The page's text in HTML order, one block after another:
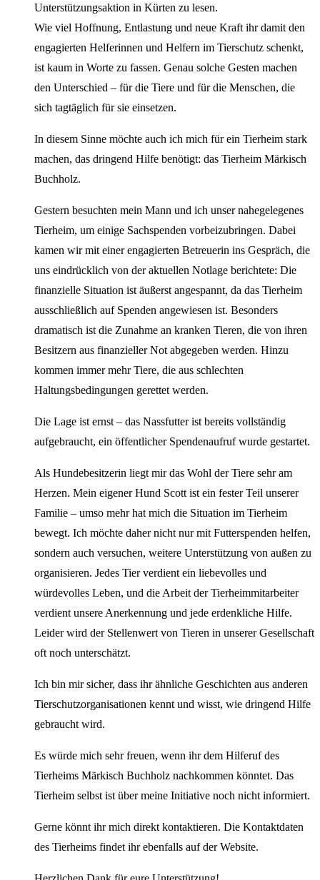
Unterstützungsaktion in Kürten zu lesen.
Wie viel Hoffnung, Entlastung und neue Kraft ihr damit den
engagierten Helferinnen und Helfern im Tierschutz schenkt,
ist kaum in Worte zu fassen. Genau solche Gesten machen
den Unterschied – für die Tiere und für die Menschen, die
sich tagtäglich für sie einsetzen.
In diesem Sinne möchte auch ich mich für ein Tierheim stark
machen, das dringend Hilfe benötigt: das Tierheim Märkisch
Buchholz.
Gestern besuchten mein Mann und ich unser nahegelegenes
Tierheim, um einige Sachspenden vorbeizubringen. Dabei
kamen wir mit einer engagierten Betreuerin ins Gespräch, die
uns eindrücklich von der aktuellen Notlage berichtete: Die
finanzielle Situation ist äußerst angespannt, da das Tierheim
ausschließlich auf Spenden angewiesen ist. Besonders
dramatisch ist die Zunahme an kranken Tieren, die von ihren
Besitzern aus finanzieller Not abgegeben werden. Hinzu
kommen immer mehr Tiere, die aus schlechten
Haltungsbedingungen gerettet werden.
Die Lage ist ernst – das Nassfutter ist bereits vollständig
aufgebraucht, ein öffentlicher Spendenaufruf wurde gestartet.
Als Hundebesitzerin liegt mir das Wohl der Tiere sehr am
Herzen. Mein eigener Hund Scott ist ein fester Teil unserer
Familie – umso mehr hat mich die Situation im Tierheim
bewegt. Ich möchte daher nicht nur mit Futterspenden helfen,
sondern auch versuchen, weitere Unterstützung von außen zu
organisieren. Jedes Tier verdient ein liebevolles und
würdevolles Leben, und die Arbeit der Tierheimmitarbeiter
verdient unsere Anerkennung und jede erdenkliche Hilfe.
Leider wird der Stellenwert von Tieren in unserer Gesellschaft
oft noch unterschätzt.
Ich bin mir sicher, dass ihr ähnliche Geschichten aus anderen
Tierschutzorganisationen kennt und wisst, wie dringend Hilfe
gebraucht wird.
Es würde mich sehr freuen, wenn ihr dem Hilferuf des
Tierheims Märkisch Buchholz nachkommen könntet. Das
Tierheim selbst ist über meine Initiative noch nicht informiert.
Gerne könnt ihr mich direkt kontaktieren. Die Kontaktdaten
des Tierheims findet ihr ebenfalls auf der Website.